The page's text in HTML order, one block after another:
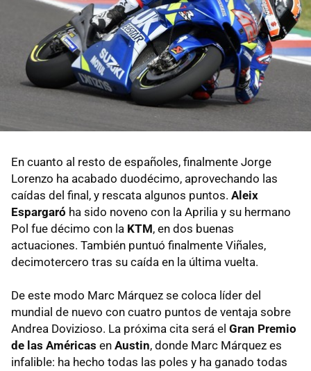
En cuanto al resto de españoles, finalmente Jorge
Lorenzo ha acabado duodécimo, aprovechando las
caídas del final, y rescata algunos puntos. Aleix
Espargaró ha sido noveno con la Aprilia y su hermano
Pol fue décimo con la KTM, en dos buenas
actuaciones. También puntuó finalmente Viñales,
decimotercero tras su caída en la última vuelta.
De este modo Marc Márquez se coloca líder del
mundial de nuevo con cuatro puntos de ventaja sobre
Andrea Dovizioso. La próxima cita será el Gran Premio
de las Américas en Austin, donde Marc Márquez es
infalible: ha hecho todas las poles y ha ganado todas